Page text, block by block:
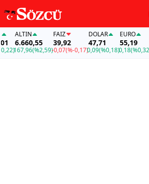
ALTIN
6.660,55
167,96(%2,59)
FAİZ
39,92
-0,07(%-0,17)
DOLAR
47,71
0,09(%0,18)
EURO
55,19
0,18(%0,32)